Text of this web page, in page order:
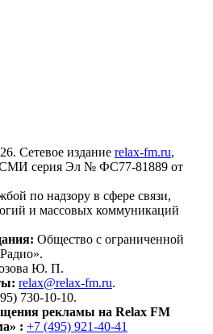
Сетевое издание relax-fm.ru,
СМИ серия Эл № ФС77-81889 от
по надзору в сфере связи,
и массовых коммуникаций
Общество с ограниченной
Ю. П.
relax@relax-fm.ru.
730-10-10.
рекламы на Relax FM
: +7 (495) 921-40-41